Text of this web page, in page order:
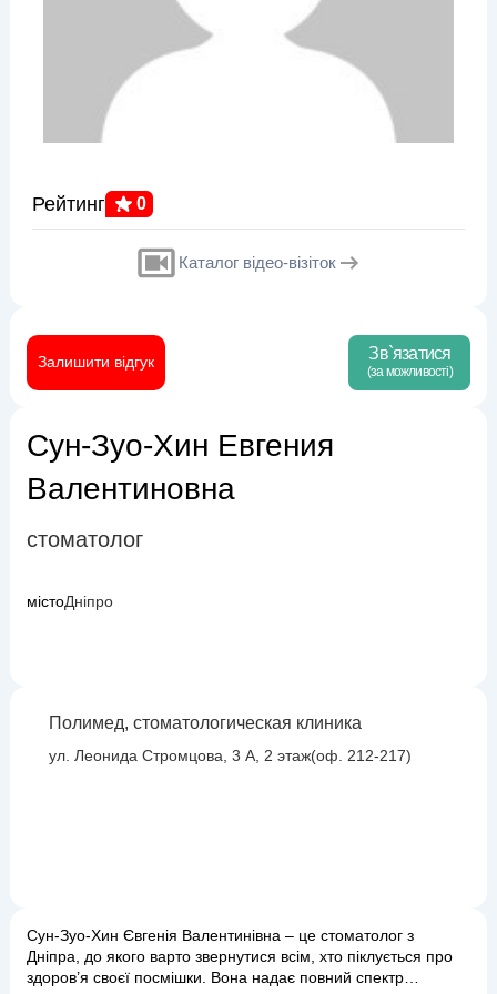
Рейтинг 0
Каталог відео-візіток
Залишити відгук Зв`язатися
(за можливості)
Сун-Зуо-Хин Евгения
Валентиновна
стоматолог
містоДніпро
Полимед, стоматологическая клиника
ул. Леонида Стромцова, 3 А, 2 этаж(оф. 212-217)
Сун-Зуо-Хин Євгенія Валентинівна – це стоматолог з
Дніпра, до якого варто звернутися всім, хто піклується про
здоров’я своєї посмішки. Вона надає повний спектр